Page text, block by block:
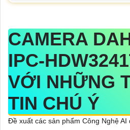
CAMERA
IPC-
VỚI NHỮNG
TIN CHÚ Ý
Đề xuất các sản phẩm Công Nghệ AI